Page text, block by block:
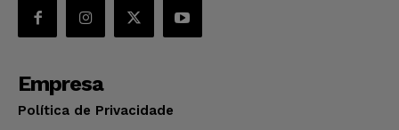
Empresa
Política de Privacidade